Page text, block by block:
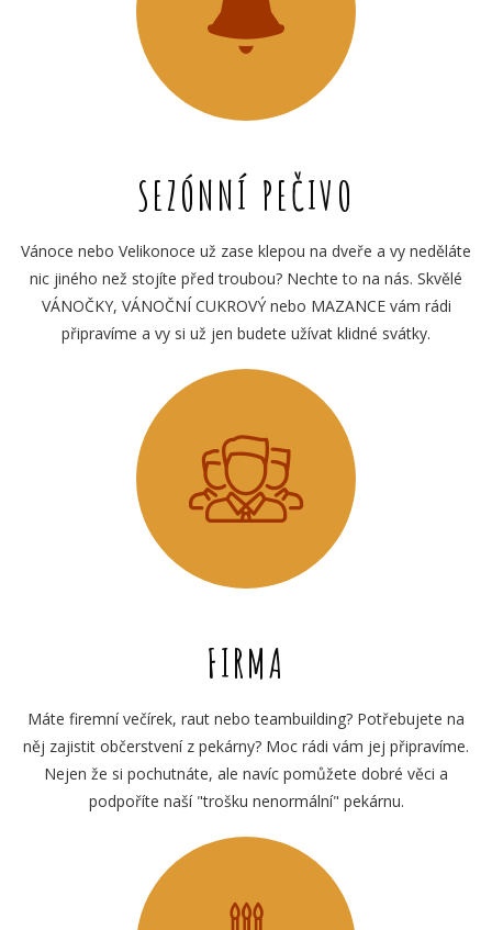
SEZÓNNÍ PEČIVO
Vánoce nebo Velikonoce už zase klepou na dveře a vy neděláte
nic jiného než stojíte před troubou? Nechte to na nás. Skvělé
VÁNOČKY, VÁNOČNÍ CUKROVÝ nebo MAZANCE vám rádi
připravíme a vy si už jen budete užívat klidné svátky.
FIRMA
Máte firemní večírek, raut nebo teambuilding? Potřebujete na
něj zajistit občerstvení z pekárny? Moc rádi vám jej připravíme.
Nejen že si pochutnáte, ale navíc pomůžete dobré věci a
podpoříte naší "trošku nenormální" pekárnu.